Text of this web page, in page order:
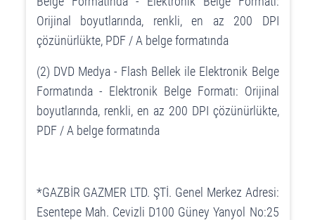
Orijinal boyutlarında, renkli, en az 200 DPI
çözünürlükte, PDF / A belge formatında
(2) DVD Medya - Flash Bellek ile Elektronik Belge
Formatında - Elektronik Belge Formatı: Orijinal
boyutlarında, renkli, en az 200 DPI çözünürlükte,
PDF / A belge formatında
*GAZBİR GAZMER LTD. ŞTİ. Genel Merkez Adresi:
Esentepe Mah. Cevizli D100 Güney Yanyol No:25